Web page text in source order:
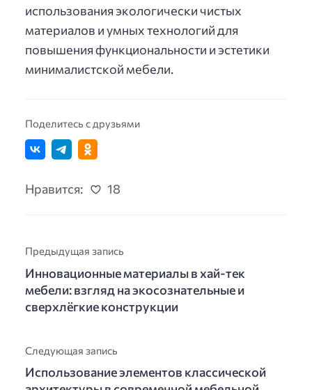
использования экологически чистых
материалов и умных технологий для
повышения функциональности и эстетики
минималистской мебели.
Поделитесь с друзьями
Нравится: 18
Предыдущая запись
Инновационные материалы в хай-тек
мебели: взгляд на экосознательные и
сверхлёгкие конструкции
Следующая запись
Использование элементов классической